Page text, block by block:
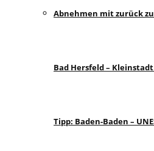
Abnehmen mit zurück
Bad Hersfeld –
Tipp: Baden-Baden –